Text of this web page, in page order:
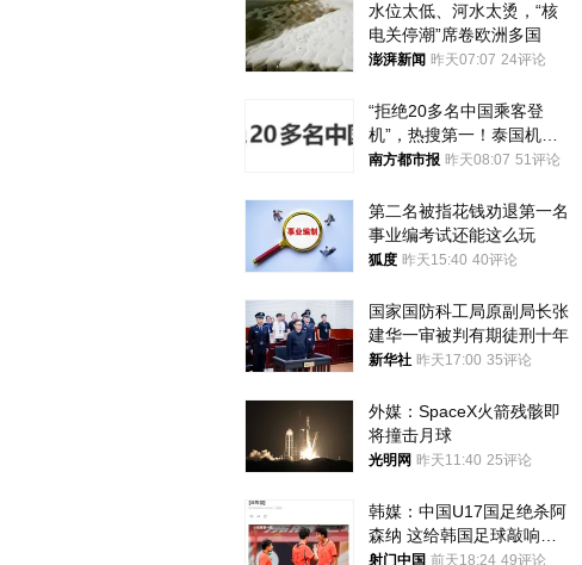
水位太低、河水太烫，“核
电关停潮”席卷欧洲多国
澎湃新闻 昨天07:07 24评论
“拒绝20多名中国乘客登
机”，热搜第一！泰国机场
方道歉
南方都市报 昨天08:07 51评论
第二名被指花钱劝退第一名
事业编考试还能这么玩
狐度 昨天15:40 40评论
国家国防科工局原副局长张
建华一审被判有期徒刑十年
新华社 昨天17:00 35评论
外媒：SpaceX火箭残骸即
将撞击月球
光明网 昨天11:40 25评论
韩媒：中国U17国足绝杀阿
森纳 这给韩国足球敲响了
警钟
射门中国 前天18:24 49评论